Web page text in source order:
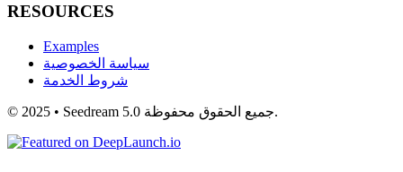
RESOURCES
Examples
سياسة الخصوصية
شروط الخدمة
© 2025 • Seedream 5.0 جميع الحقوق محفوظة.